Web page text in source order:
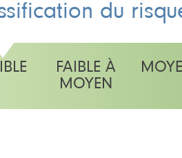
du
FAIBLE À
MOYEN